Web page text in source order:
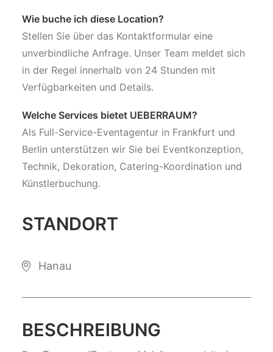
Wie buche ich diese Location?
Stellen Sie über das Kontaktformular eine
unverbindliche Anfrage. Unser Team meldet sich
in der Regel innerhalb von 24 Stunden mit
Verfügbarkeiten und Details.
Welche Services bietet UEBERRAUM?
Als Full-Service-Eventagentur in Frankfurt und
Berlin unterstützen wir Sie bei Eventkonzeption,
Technik, Dekoration, Catering-Koordination und
Künstlerbuchung.
STANDORT
Hanau
BESCHREIBUNG